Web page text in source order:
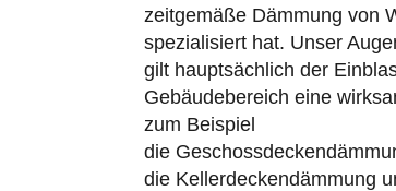
zeitgemäße Dämmung von
spezialisiert hat. Unser
gilt hauptsächlich der
Gebäudebereich eine
zum Beispiel
die
die Kellerdeckendämmung